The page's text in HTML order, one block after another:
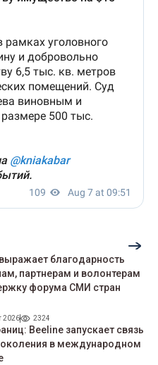
благодарность
партнерам и волонтерам
форума СМИ стран
2026 2324
Beeline запускает связь
в международном